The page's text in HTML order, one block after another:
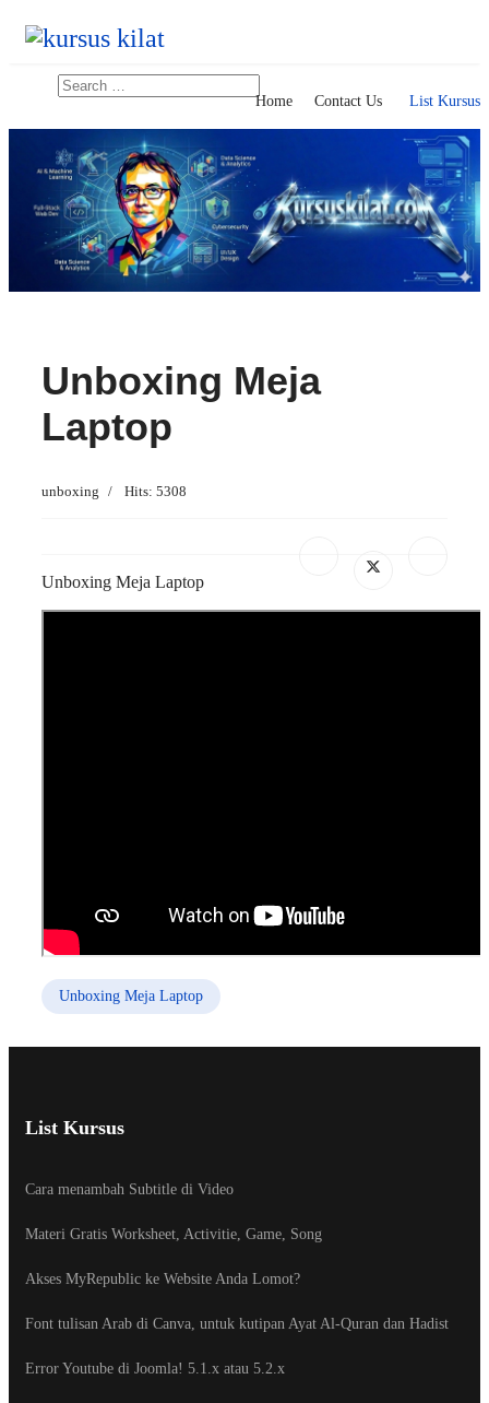
Home Contact Us List Kursus
Search
Unboxing Meja
Laptop
unboxing Hits: 5308
Unboxing Meja Laptop
Unboxing Meja Laptop
List Kursus
Cara menambah Subtitle di Video
Materi Gratis Worksheet, Activitie, Game, Song
Akses MyRepublic ke Website Anda Lomot?
Font tulisan Arab di Canva, untuk kutipan Ayat Al-Quran dan Hadist
Error Youtube di Joomla! 5.1.x atau 5.2.x